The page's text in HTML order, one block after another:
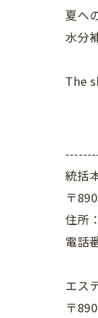
夏へ
水分
The
統括
〒
住所：
電話
エス
〒